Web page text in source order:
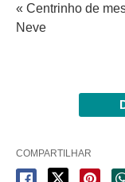
« Centrinho de
Neve
COMPARTILHAR